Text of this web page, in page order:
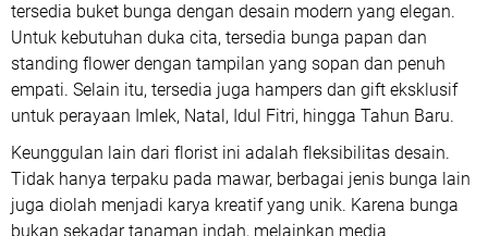
tersedia buket bunga dengan desain modern yang elegan.
Untuk kebutuhan duka cita, tersedia bunga papan dan
standing flower dengan tampilan yang sopan dan penuh
empati. Selain itu, tersedia juga hampers dan gift eksklusif
untuk perayaan Imlek, Natal, Idul Fitri, hingga Tahun Baru.
Keunggulan lain dari florist ini adalah fleksibilitas desain.
Tidak hanya terpaku pada mawar, berbagai jenis bunga lain
juga diolah menjadi karya kreatif yang unik. Karena bunga
bukan sekadar tanaman indah, melainkan media